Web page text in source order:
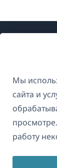
Мы
сайта и
работу